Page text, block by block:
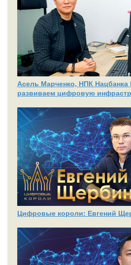
Асель Марченко, НПК Нацбанка
развиваем цифровую
Цифровые короли: Евгений